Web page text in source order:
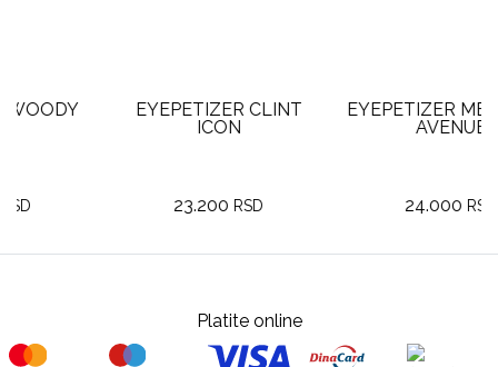
EYEPETIZER CLINT
RSD
EYEPETIZER MET FIFTH
RSD
Platite online